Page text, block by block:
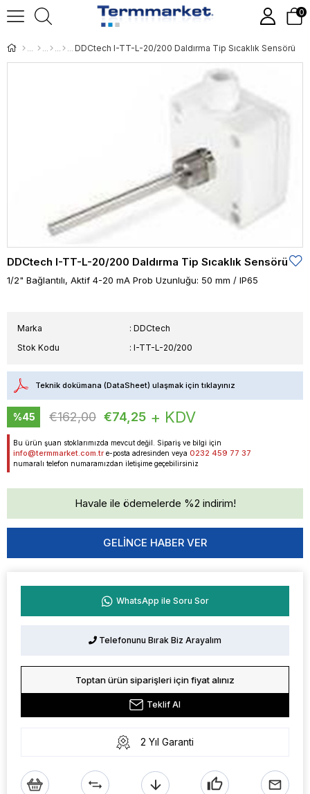
0
DDCtech I-TT-L-20/200 Daldırma Tip Sıcaklık Sensörü
DDCtech I-TT-L-20/200 Daldırma Tip Sıcaklık Sensörü
1/2" Bağlantılı, Aktif 4-20 mA Prob Uzunluğu: 50 mm / IP65
Marka : DDCtech
Stok Kodu
I-TT-L-20/200
Teknik dokümana (DataSheet) ulaşmak için tıklayınız
%45
İndirim
€162,00 €74,25 + KDV
Bu ürün şuan stoklarımızda mevcut değil. Sipariş ve bilgi için
info@termmarket.com.tr e-posta adresinden veya 0232 459 77 37
numaralı telefon numaramızdan iletişime geçebilirsiniz
Havale ile ödemelerde %2 indirim!
GELINCE HABER VER
WhatsApp ile Soru Sor
Telefonunu Bırak Biz Arayalım
Toptan ürün siparişleri için fiyat alınız
Teklif Al
2 Yıl Garanti